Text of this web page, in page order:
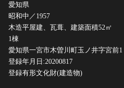
愛知県
昭和中／1957
木造平屋建、瓦葺、建築面積52㎡
1棟
愛知県一宮市木曽川町玉ノ井字宮前1
登録年月日:20200817
登録有形文化財(建造物)